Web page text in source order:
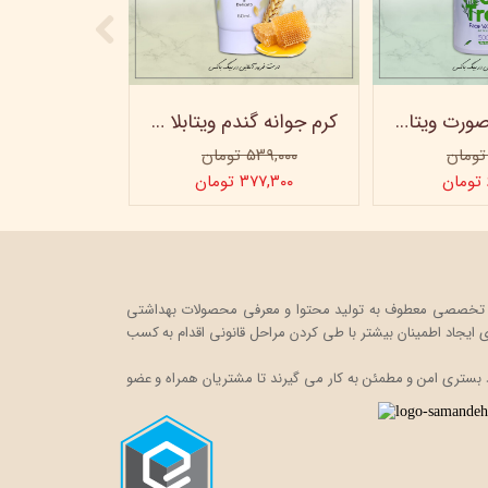
کرم جوانه گندم ویتابلا - تیوپی 60 میلی‌ لیتر
۵۳۹,۰۰۰ تومان
۳۷۷,۳۰۰ تومان
ژل شستشو صورت ویتابلا - 300 میلی لیتر
را در قالب یک فروشگاه اینترنتی، به صورت تخصصی معطوف به تولید محتوا و معرفی محصولات بهداشتی
اطمینان بیشتر باطی کردن مراحل قانونی اقدام به کسب
امن و مطمئن به کار می گیرند تا مشتریان همراه و عضو